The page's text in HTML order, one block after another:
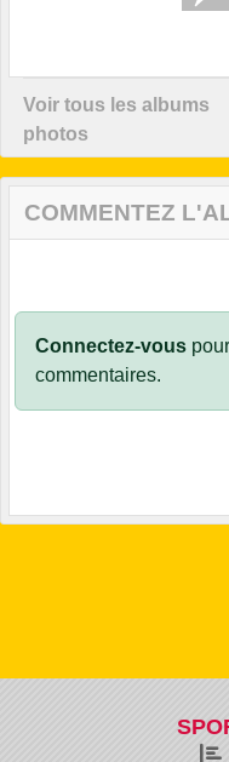
Voir tous les albums
photos
COMMENTEZ
Connectez-vous
commentaires.